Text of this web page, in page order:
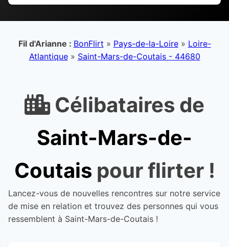
Fil d'Arianne : BonFlirt » Pays-de-la-Loire» Loire-
Atlantique» Saint-Mars-de-Coutais - 44680
Célibataires de
Saint-Mars-de-
Coutais pour flirter !
Lancez-vous de nouvelles rencontres sur notre service
de mise en relation et trouvez des personnes qui vous
ressemblent à Saint-Mars-de-Coutais !